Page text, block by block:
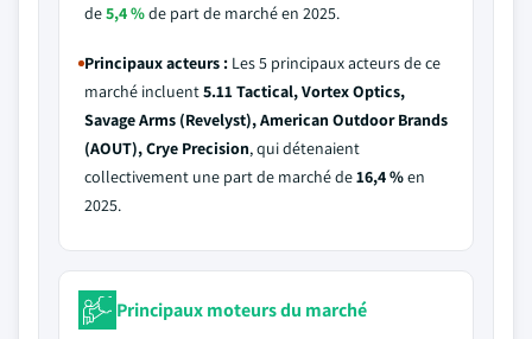
de5,4 %de part de marché en 2025.
Principaux acteurs : Les 5 principaux acteurs de ce
marché incluent5.11 Tactical, Vortex Optics,
Savage Arms (Revelyst), American Outdoor Brands
(AOUT), Crye Precision, qui détenaient
collectivement une part de marché de16,4 %en
2025.
Principaux moteurs du marché